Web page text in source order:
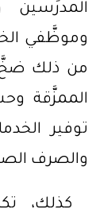
وموظَّفي
من ذلك ضخَّ
الممزَّقة
توفير
والصرف
كذلك،